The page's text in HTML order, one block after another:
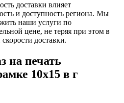
доставки влияет
и доступность региона. Мы
наши услуги по
цене, не теряя при этом в
доставки.
на печать
10х15 в г